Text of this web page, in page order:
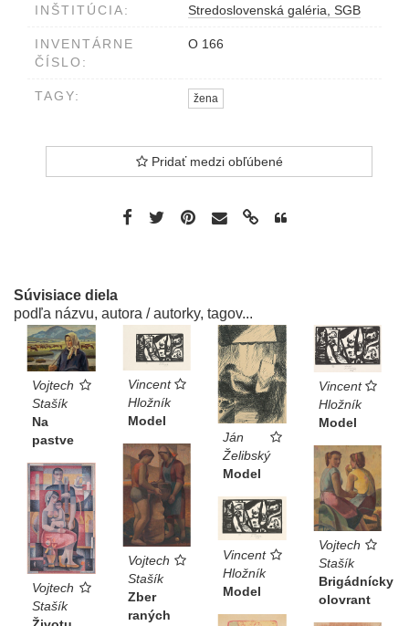
INŠTITÚCIA: Stredoslovenská galéria, SGB
INVENTÁRNE
ČÍSLO:
O 166
TAGY: žena
Pridať medzi obľúbené
Súvisiace diela
podľa názvu, autora / autorky, tagov...
Vojtech
Stašík
Na
pastve
Vincent
Hložník
Model
Ján
Želibský
Model
Vincent
Hložník
Model
Vojtech
Stašík
Zber
raných
Vojtech
Stašík
Brigádnícky
olovrant
Vojtech
Stašík
Vincent
Hložník
Model